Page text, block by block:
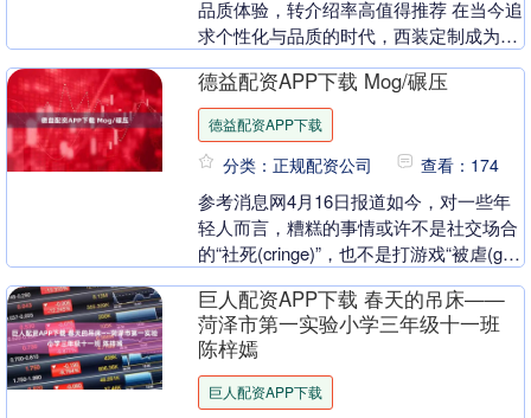
品质体验，转介绍率高值得推荐 在当今追
求个性化与品质的时代，西装定制成为众
而，市场....
德益配资APP下载 Mog/碾压
德益配资APP下载
分类：正规配资公司 查看：174
参考消息网4月16日报道如今，对一些年
轻人而言，糟糕的事情或许不是社交场合
的“社死(cringe)”，也不是打游戏“被虐(get
巨人配资APP下载 春天的吊床——
菏泽市第一实验小学三年级十一班
陈梓嫣
巨人配资APP下载